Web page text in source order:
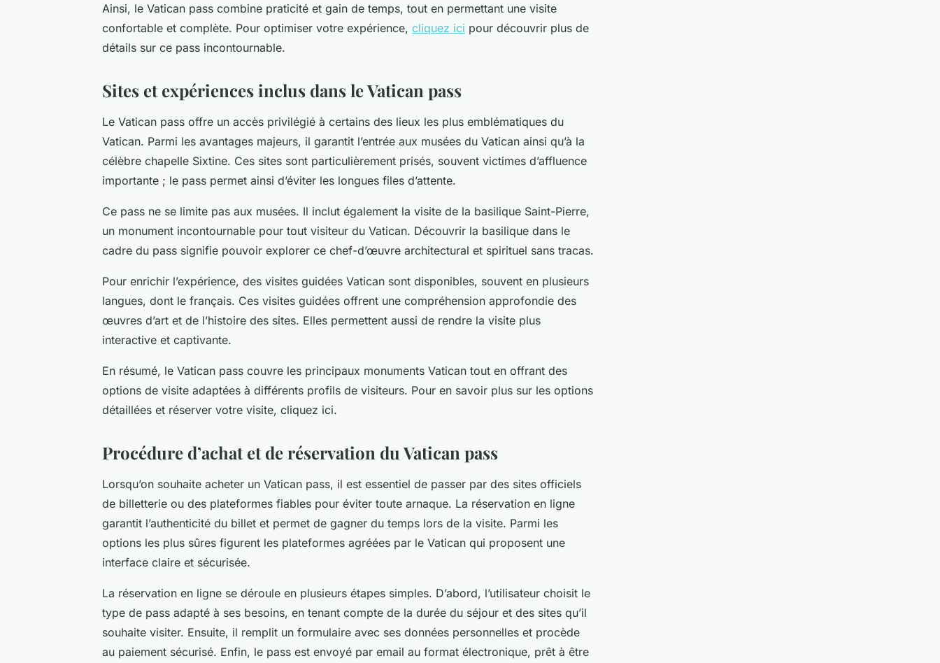
Ainsi, le Vatican pass combine praticité et gain de temps, tout en permettant une visite
confortable et complète. Pour optimiser votre expérience, cliquez ici pour découvrir plus de
détails sur ce pass incontournable.
Sites et expériences inclus dans le Vatican pass
Le Vatican pass offre un accès privilégié à certains des lieux les plus emblématiques du
Vatican. Parmi les avantages majeurs, il garantit l’entrée aux musées du Vatican ainsi qu’à la
célèbre chapelle Sixtine. Ces sites sont particulièrement prisés, souvent victimes d’affluence
importante ; le pass permet ainsi d’éviter les longues files d’attente.
Ce pass ne se limite pas aux musées. Il inclut également la visite de la basilique Saint-Pierre,
un monument incontournable pour tout visiteur du Vatican. Découvrir la basilique dans le
cadre du pass signifie pouvoir explorer ce chef-d’œuvre architectural et spirituel sans tracas.
Pour enrichir l’expérience, des visites guidées Vatican sont disponibles, souvent en plusieurs
langues, dont le français. Ces visites guidées offrent une compréhension approfondie des
œuvres d’art et de l’histoire des sites. Elles permettent aussi de rendre la visite plus
interactive et captivante.
En résumé, le Vatican pass couvre les principaux monuments Vatican tout en offrant des
options de visite adaptées à différents profils de visiteurs. Pour en savoir plus sur les options
détaillées et réserver votre visite, cliquez ici.
Procédure d’achat et de réservation du Vatican pass
Lorsqu’on souhaite acheter un Vatican pass, il est essentiel de passer par des sites officiels
de billetterie ou des plateformes fiables pour éviter toute arnaque. La réservation en ligne
garantit l’authenticité du billet et permet de gagner du temps lors de la visite. Parmi les
options les plus sûres figurent les plateformes agréées par le Vatican qui proposent une
interface claire et sécurisée.
La réservation en ligne se déroule en plusieurs étapes simples. D’abord, l’utilisateur choisit le
type de pass adapté à ses besoins, en tenant compte de la durée du séjour et des sites qu’il
souhaite visiter. Ensuite, il remplit un formulaire avec ses données personnelles et procède
au paiement sécurisé. Enfin, le pass est envoyé par email au format électronique, prêt à être